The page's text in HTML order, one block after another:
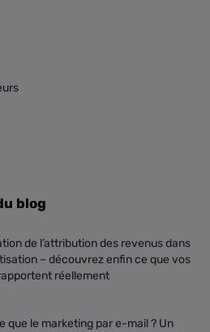
blog
de l’attribution des revenus dans
– découvrez enfin ce que vos
réellement
que le marketing par e-mail ? Un